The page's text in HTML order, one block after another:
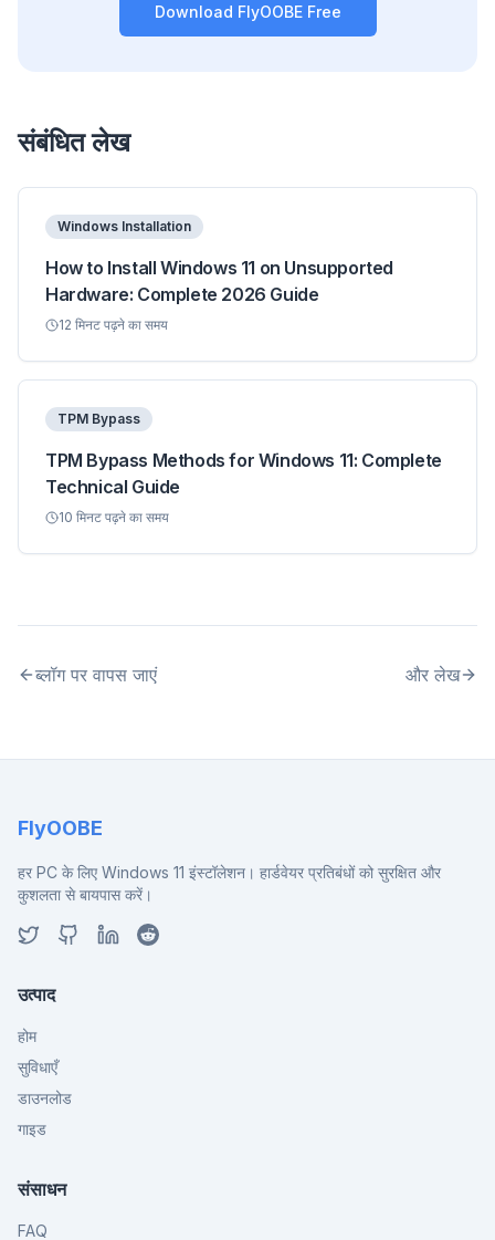
Download FlyOOBE Free
संबंधित लेख
Windows Installation
How to Install Windows 11 on Unsupported
Hardware: Complete 2026 Guide
12 मिनट पढ़ने का समय
TPM Bypass
TPM Bypass Methods for Windows 11: Complete
Technical Guide
10 मिनट पढ़ने का समय
ब्लॉग पर वापस जाएं और लेख
FlyOOBE
हर PC के लिए Windows 11 इंस्टॉलेशन। हार्डवेयर प्रतिबंधों को सुरक्षित और
कुशलता से बायपास करें।
उत्पाद
होम
सुविधाएँ
डाउनलोड
गाइड
संसाधन
FAQ
Stops the AI overlays, banner ads, and cross-site
trackers that slow you down.